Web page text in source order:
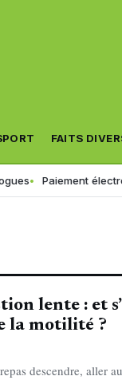
FAITS
électronique via «
lente : et
la motilité ?
descendre, aller